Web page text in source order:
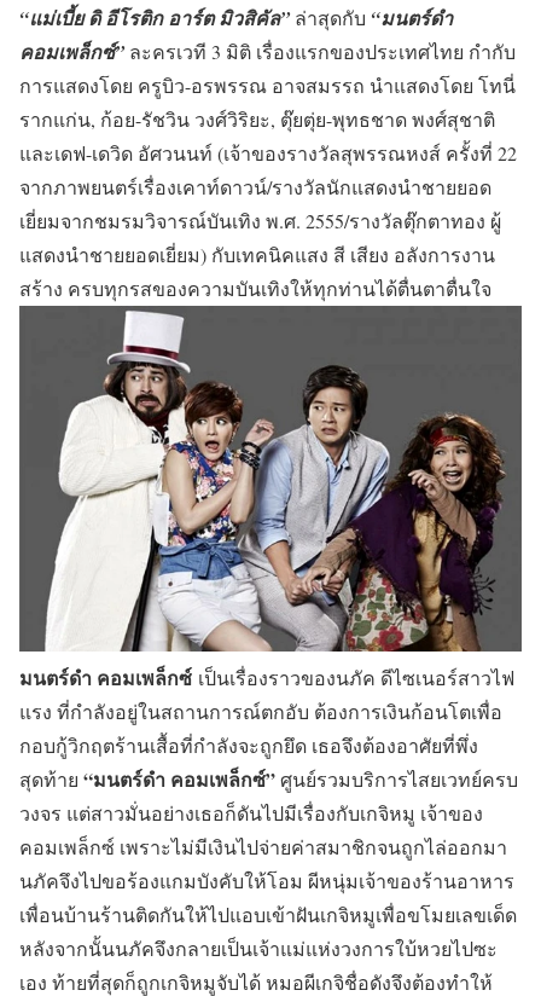
“แม่เบี้ย ดิ อีโรติก อาร์ต มิวสิคัล”ล่าสุดกับ “มนตร์ดำ
คอมเพล็กซ์”ละครเวที 3 มิติ เรื่องแรกของประเทศไทย กำกับ
การแสดงโดย ครูบิว-อรพรรณ อาจสมรรถ นำแสดงโดย โทนี่
รากแก่น, ก้อย-รัชวิน วงศ์วิริยะ, ตุ๊ยตุ่ย-พุทธชาด พงศ์สุชาติ
และเดฟ-เดวิด อัศวนนท์ (เจ้าของรางวัลสุพรรณหงส์ ครั้งที่ 22
จากภาพยนตร์เรื่องเคาท์ดาวน์/รางวัลนักแสดงนำชายยอด
เยี่ยมจากชมรมวิจารณ์บันเทิง พ.ศ. 2555/รางวัลตุ๊กตาทอง ผู้
แสดงนำชายยอดเยี่ยม) กับเทคนิคแสง สี เสียง อลังการงาน
สร้าง ครบทุกรสของความบันเทิงให้ทุกท่านได้ตื่นตาตื่นใจ
มนตร์ดำ คอมเพล็กซ์ เป็นเรื่องราวของนภัค ดีไซเนอร์สาวไฟ
แรง ที่กำลังอยู่ในสถานการณ์ตกอับ ต้องการเงินก้อนโตเพื่อ
กอบกู้วิกฤตร้านเสื้อที่กำลังจะถูกยึด เธอจึงต้องอาศัยที่พึ่ง
สุดท้าย “มนตร์ดำ คอมเพล็กซ์”ศูนย์รวมบริการไสยเวทย์ครบ
วงจร แต่สาวมั่นอย่างเธอก็ดันไปมีเรื่องกับเกจิหมู เจ้าของ
คอมเพล็กซ์ เพราะไม่มีเงินไปจ่ายค่าสมาชิกจนถูกไล่ออกมา
นภัคจึงไปขอร้องแกมบังคับให้โอม ผีหนุ่มเจ้าของร้านอาหาร
เพื่อนบ้านร้านติดกันให้ไปแอบเข้าฝันเกจิหมูเพื่อขโมยเลขเด็ด
หลังจากนั้นนภัคจึงกลายเป็นเจ้าแม่แห่งวงการใบ้หวยไปซะ
เอง ท้ายที่สุดก็ถูกเกจิหมูจับได้ หมอผีเกจิชื่อดังจึงต้องทำให้